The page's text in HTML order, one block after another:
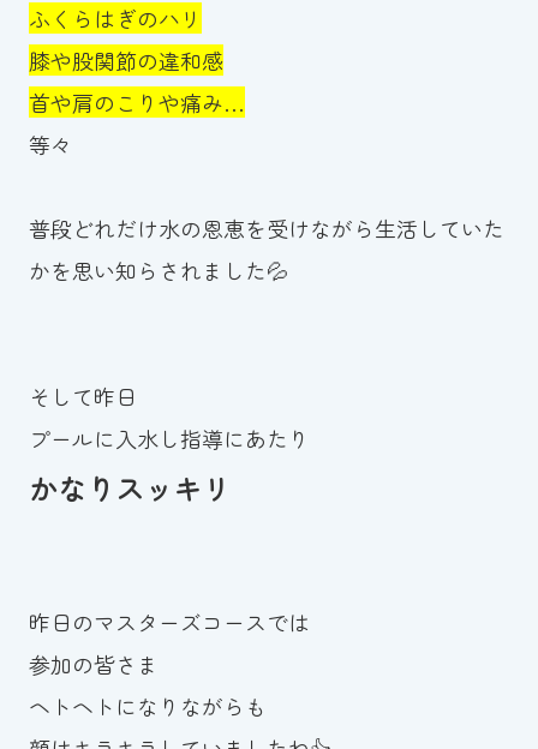
ふくらはぎのハリ
膝や股関節の違和感
首や肩のこりや痛み…
等々
普段どれだけ水の恩恵を受けながら生活していた
かを思い知らされました💦
そして昨日
プールに入水し指導にあたり
かなりスッキリ
昨日のマスターズコースでは
参加の皆さま
ヘトヘトになりながらも